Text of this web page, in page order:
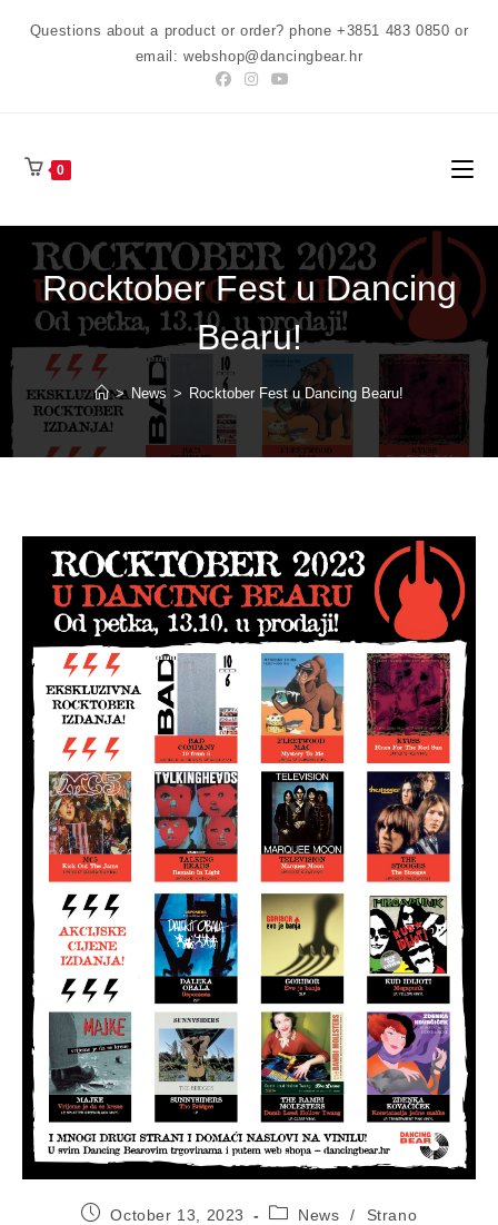
Questions about a product or order? phone +3851 483 0850 or
email: webshop@dancingbear.hr
0
Rocktober Fest u Dancing
Bearu!
> News > Rocktober Fest u Dancing Bearu!
PostOctober 13, 2023
PostNews / Strano